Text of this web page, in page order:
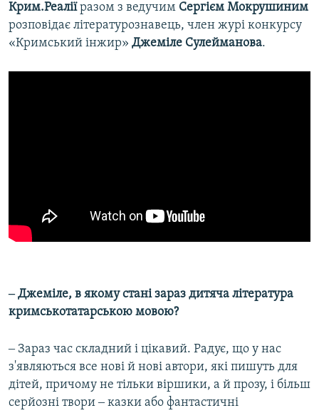
Крим.Реаліїразом з ведучим Сергієм Мокрушиним
розповідає літературознавець, член журі конкурсу
«Кримський інжир» Джеміле Сулейманова.
‒ Джеміле, в якому стані зараз дитяча література
кримськотатарською мовою?
‒ Зараз час складний і цікавий. Радує, що у нас
з'являються все нові й нові автори, які пишуть для
дітей, причому не тільки віршики, а й прозу, і більш
серйозні твори ‒ казки або фантастичні